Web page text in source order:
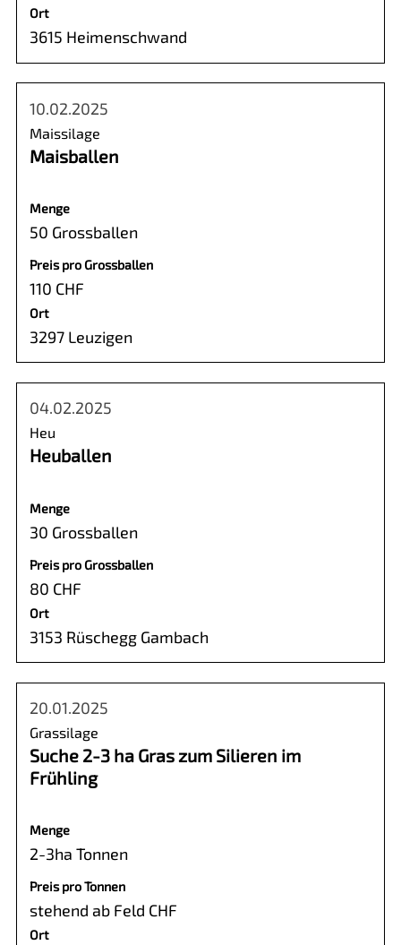
Ort
3615 Heimenschwand
10.02.2025
Maissilage
Maisballen
Menge
50 Grossballen
Preis pro Grossballen
110 CHF
Ort
3297 Leuzigen
04.02.2025
Heu
Heuballen
Menge
30 Grossballen
Preis pro Grossballen
80 CHF
Ort
3153 Rüschegg Gambach
20.01.2025
Grassilage
Suche 2-3 ha Gras zum Silieren im
Frühling
Menge
2-3ha Tonnen
Preis pro Tonnen
stehend ab Feld CHF
Ort